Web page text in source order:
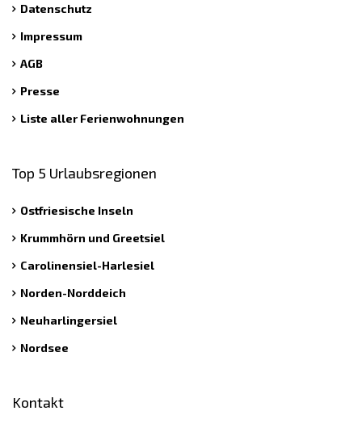
Datenschutz
Impressum
AGB
Presse
Liste aller Ferienwohnungen
Top 5 Urlaubsregionen
Ostfriesische Inseln
Krummhörn und Greetsiel
Carolinensiel-Harlesiel
Norden-Norddeich
Neuharlingersiel
Nordsee
Kontakt